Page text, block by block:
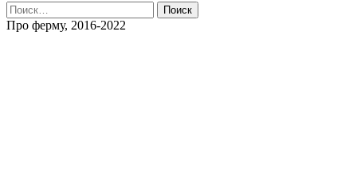
Найти:
Про ферму, 2016-2022